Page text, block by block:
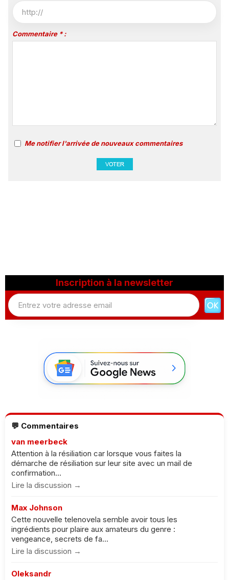
Commentaire * :
Me notifier l'arrivée de nouveaux commentaires
Inscription à la newsletter
💬 Commentaires
van meerbeck
Attention à la résiliation car lorsque vous faites la
démarche de résiliation sur leur site avec un mail de
confirmation...
Lire la discussion →
Max Johnson
Cette nouvelle telenovela semble avoir tous les
ingrédients pour plaire aux amateurs du genre :
vengeance, secrets de fa...
Lire la discussion →
Oleksandr